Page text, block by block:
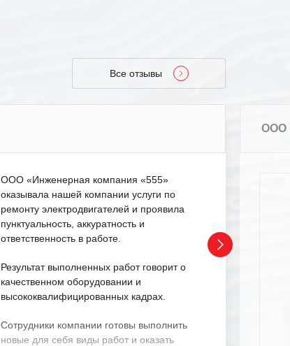
Все отзывы
ООО «Инженерная компания «555»
оказывала нашей компании услуги по
ремонту электродвигателей и проявила
пунктуальность, аккуратность и
ответственность в работе.
Результат выполненных работ говорит о
качественном оборудовании и
высококвалифицированных кадрах.
Сотрудники компании готовы выполнить
новые для себя виды работ и оказать
ООО